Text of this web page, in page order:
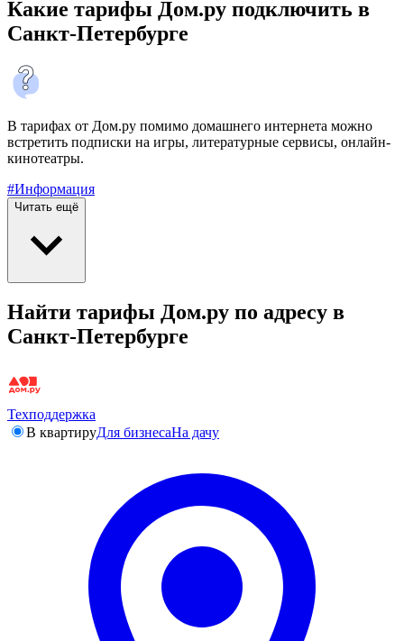
Какие тарифы Дом.ру подключить в
Санкт-Петербурге
В тарифах от Дом.ру помимо домашнего интернета можно
встретить подписки на игры, литературные сервисы, онлайн-
кинотеатры.
#Информация
Читать ещё
Найти тарифы Дом.ру по адресу в
Санкт-Петербурге
Техподдержка
В квартируДля бизнесаНа дачу